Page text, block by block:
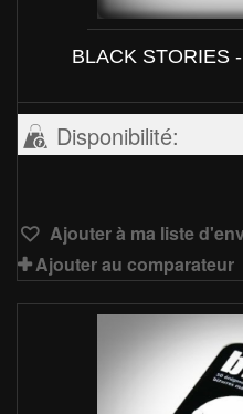
BLACK STORIES
Disponibilité:
Ajouter à ma liste
Ajouter au comparateur